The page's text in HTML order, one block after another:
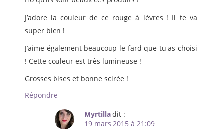
J’adore la couleur de ce rouge à lèvres ! Il te va
super bien !
J’aime également beaucoup le fard que tu as choisi
! Cette couleur est très lumineuse !
Grosses bises et bonne soirée !
Répondre
Myrtilla dit :
19 mars 2015 à 21:09